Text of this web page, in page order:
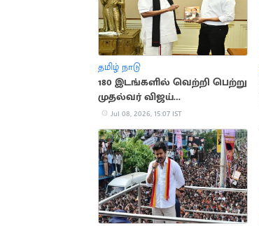
தமிழ் நாடு
180 இடங்களில் வெற்றி பெற்று
முதல்வர் விஜய்
ஆட்சியமைப்பார் - வைகோ
Jul 08, 2026, 15:07 IST